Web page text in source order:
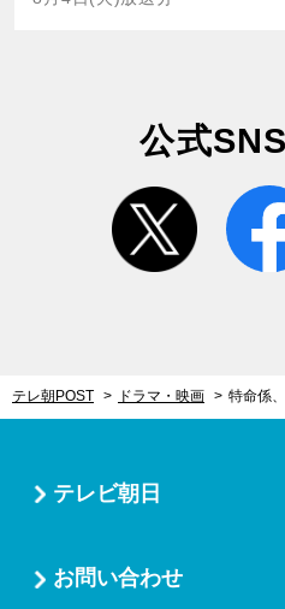
公式
twitter
テレ朝POST ドラマ・映画
テレビ朝日
お問い合わせ